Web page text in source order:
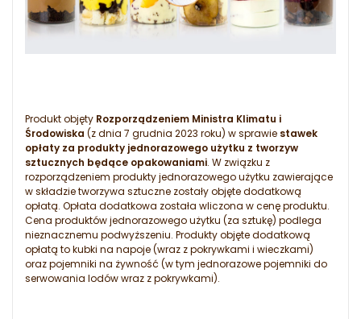
Produkt objęty Rozporządzeniem Ministra Klimatu i
Środowiska (z dnia 7 grudnia 2023 roku) w sprawie stawek
opłaty za produkty jednorazowego użytku z tworzyw
sztucznych będące opakowaniami. W związku z
rozporządzeniem produkty jednorazowego użytku zawierające
w składzie tworzywa sztuczne zostały objęte dodatkową
opłatą. Opłata dodatkowa została wliczona w cenę produktu.
Cena produktów jednorazowego użytku (za sztukę) podlega
nieznacznemu podwyższeniu. Produkty objęte dodatkową
opłatą to kubki na napoje (wraz z pokrywkami i wieczkami)
oraz pojemniki na żywność (w tym jednorazowe pojemniki do
serwowania lodów wraz z pokrywkami).